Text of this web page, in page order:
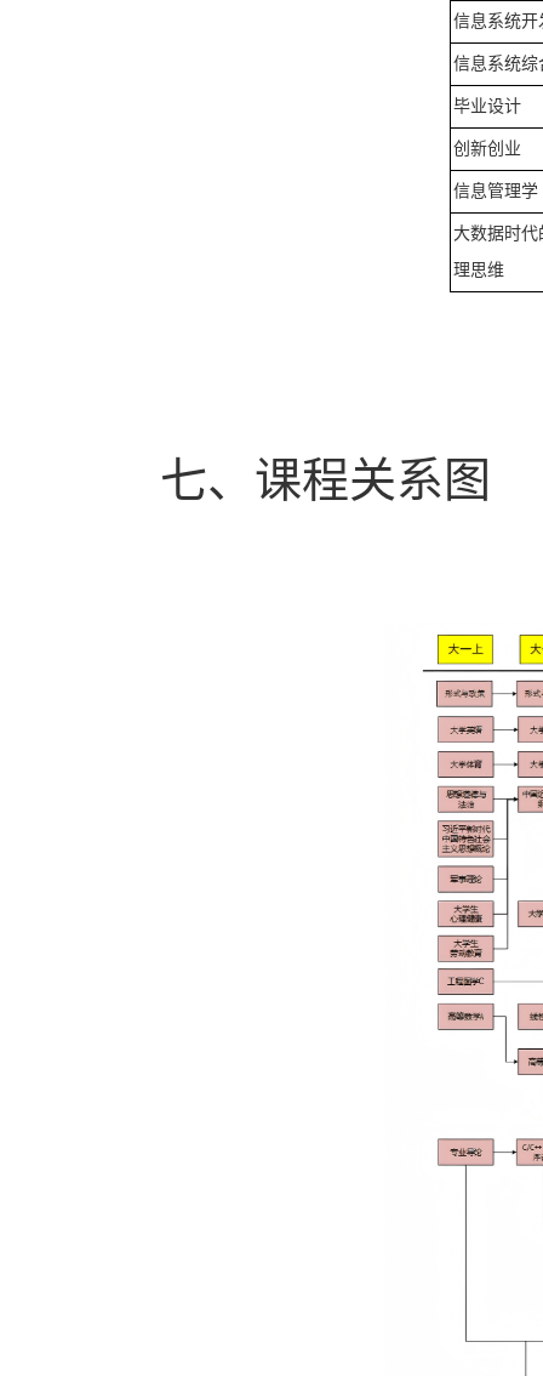
信息系统开
信息系统综
毕业设计
创新创业
信息管理学
大数据时代
理思维
七、课程关系图